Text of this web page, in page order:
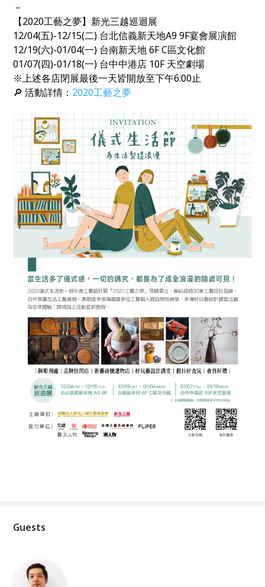
－
【2020工藝之夢】新光三越巡迴展
12/04(五)-12/15(二) 台北信義新天地A9 9F宴會展演館
12/19(六)-01/04(一) 台南新天地 6F C區文化館
01/07(四)-01/18(一) 台中中港店 10F 天空劇場
※上述各店閉展最後一天皆開放至下午6:00止
🔎 活動詳情： 2020工藝之夢
Guests